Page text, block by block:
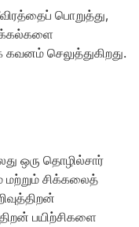
பொறுத்து,
கவனம் செலுத்துகிறது.
ஒரு தொழில்சார்
சிக்கலைத்
பயிற்சிகளை